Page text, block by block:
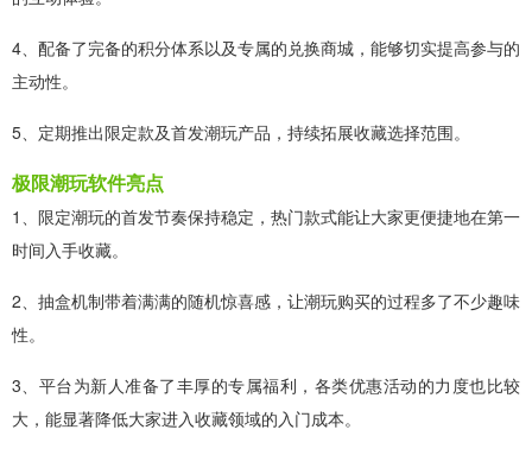
4、配备了完备的积分体系以及专属的兑换商城，能够切实提高参与的
主动性。
5、定期推出限定款及首发潮玩产品，持续拓展收藏选择范围。
极限潮玩软件亮点
1、限定潮玩的首发节奏保持稳定，热门款式能让大家更便捷地在第一
时间入手收藏。
2、抽盒机制带着满满的随机惊喜感，让潮玩购买的过程多了不少趣味
性。
3、平台为新人准备了丰厚的专属福利，各类优惠活动的力度也比较
大，能显著降低大家进入收藏领域的入门成本。